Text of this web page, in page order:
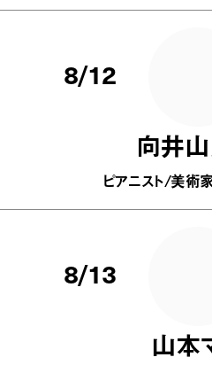
8/12
向井
ピアニスト/美術
8/13
山本